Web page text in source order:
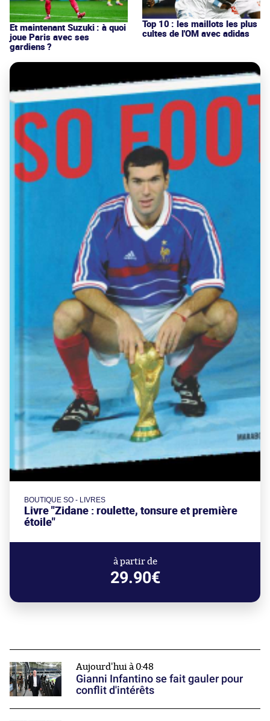
Et maintenant Suzuki : à quoi
joue Paris avec ses
gardiens ?
Top 10 : les maillots les plus
cultes de l'OM avec adidas
BOUTIQUE SO - LIVRES
Livre "Zidane : roulette, tonsure et première
étoile"
à partir de
29.90€
Aujourd'hui à 0:48
Gianni Infantino se fait gauler pour
conflit d'intérêts